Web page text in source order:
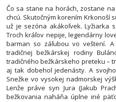
Čo sa stane na horách, zostane
chcú. Skutočným korením Krkonoší
už je sezóna akákoľvek. Lyžiarka
Troch kráľov nepije, legendárny
barman so záľubou vo veštení.
tradičnej bežkárskej rodiny
tradičného bežkárskeho preteku –
aj tak dobehol jedenásty. A
Snežke vo vysokej nadmorskej
Lenže práve syn Jura (Jakub
bežkovania naháňa úplne iné